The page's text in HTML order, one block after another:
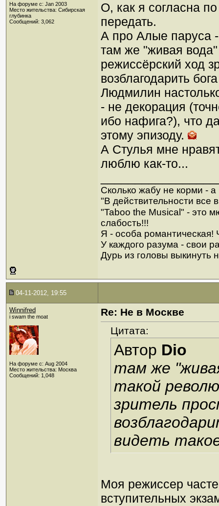
На форуме с: Jan 2003
Место жительства: Сибирская
глубинка
Сообщений: 3,062
О, как я согласна
передать.
А про Алые паруса -
там же "живая
режиссёрский ход
возблагодарить
Людмилин
- не декорация
ибо нафига?), что
этому эпизоду.
А Стулья мне
люблю как-то...
Сколько жабу не корми -
"В действительности все
"Taboo the Musical" - это
слабость!!!
Я - особа романтическая!
У каждого разума - свои
Дурь из головы выкинуть
04-11-2012, 19:55
Winnifred
i swam the moat
На форуме с: Aug 2004
Место жительства: Москва
Сообщений: 1,048
Re: Не в Москве
Цитата:
Автор Dio
там же
такой
зритель
видеть
Моя режиссер
вступительных